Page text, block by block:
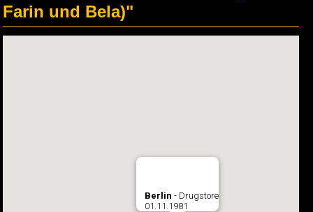
Farin und Bela)"
Berlin - Drugstore
01.11.1981